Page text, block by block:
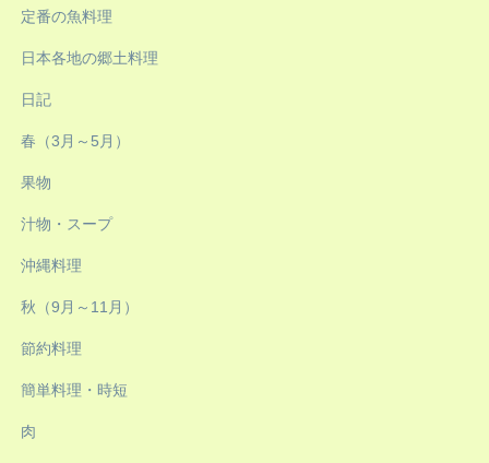
定番の魚料理
日本各地の郷土料理
日記
春（3月～5月）
果物
汁物・スープ
沖縄料理
秋（9月～11月）
節約料理
簡単料理・時短
肉